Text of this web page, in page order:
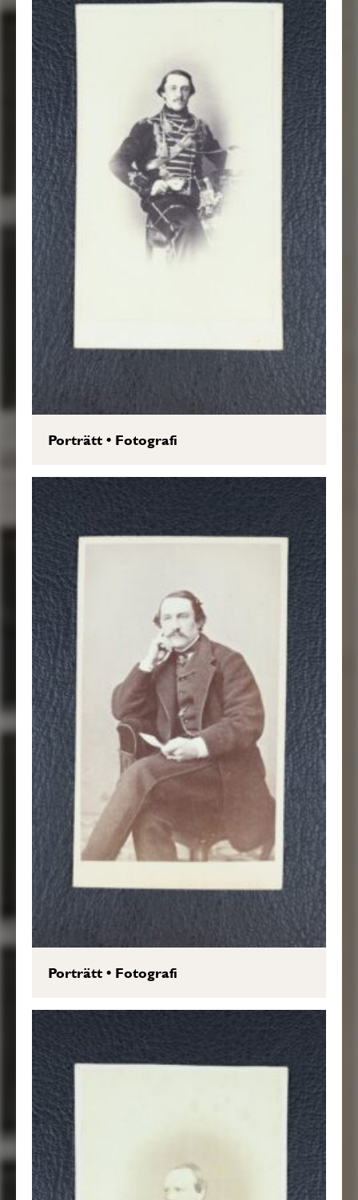
Porträtt• Fotografi
Porträtt• Fotografi